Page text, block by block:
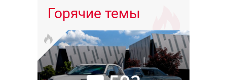
Горячие темы